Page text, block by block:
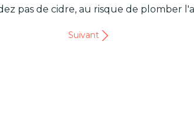
pas de cidre, au risque de plomber
Suivant